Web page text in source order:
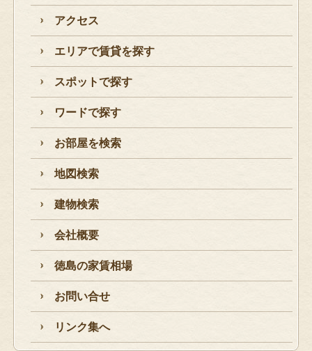
アクセス
エリアで賃貸を探す
スポットで探す
ワードで探す
お部屋を検索
地図検索
建物検索
会社概要
徳島の家賃相場
お問い合せ
リンク集へ